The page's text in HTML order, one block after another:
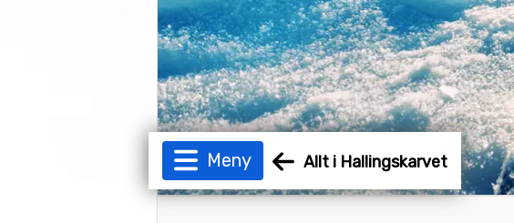
Meny Allt i Hallingskarvet